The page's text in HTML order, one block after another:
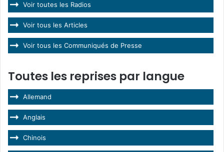
Voir toutes les Radios
Voir tous les Articles
Voir tous les Communiqués de Presse
Toutes les reprises par langue
Allemand
Anglais
Chinois